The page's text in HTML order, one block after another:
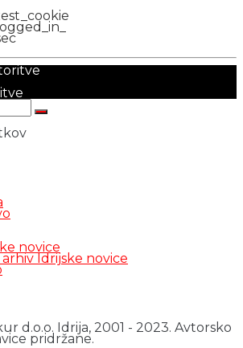
novice
Idrijske novice
d.o.o. Idrija, 2001 - 2023. Avtorsko
pridržane.